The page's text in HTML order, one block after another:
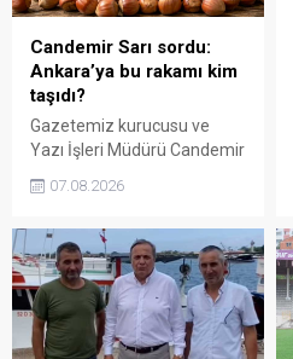
söyledi.
Candemir Sarı sordu:
Ankara’ya bu rakamı kim
taşıdı?
Gazetemiz kurucusu ve
Yazı İşleri Müdürü Candemir
tartışmalarını köşesine
300 liraya ulaştığı bir
dönemde Ankara’ya 240
liralık fiyat teklifi
götürüldüğü iddiasını
gündeme getiren Sarı,
07.08.2026